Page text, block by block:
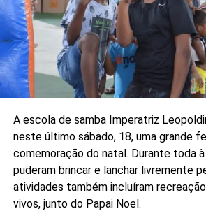
A escola de samba Imperatriz
neste último sábado, 18, uma grande
comemoração do natal. Durante toda
puderam brincar e lanchar livremente
atividades também incluíram
vivos, junto do Papai Noel.